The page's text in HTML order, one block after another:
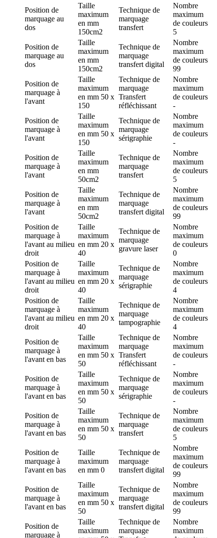
Position de
marquage au
dos
Taille
maximum
en mm
150cm2
Technique de
marquage
transfert
Nombre
maximum
de couleurs
5
Position de
marquage au
dos
Taille
maximum
en mm
150cm2
Technique de
marquage
transfert digital
Nombre
maximum
de couleurs
99
Position de
marquage à
l'avant
Taille
maximum
en mm 50 x
150
Technique de
marquage
Transfert
réfléchissant
Nombre
maximum
de couleurs
-
Position de
marquage à
l'avant
Taille
maximum
en mm 50 x
150
Technique de
marquage
sérigraphie
Nombre
maximum
de couleurs
-
Position de
marquage à
l'avant
Taille
maximum
en mm
50cm2
Technique de
marquage
transfert
Nombre
maximum
de couleurs
5
Position de
marquage à
l'avant
Taille
maximum
en mm
50cm2
Technique de
marquage
transfert digital
Nombre
maximum
de couleurs
99
Position de
marquage à
l'avant au milieu
droit
Taille
maximum
en mm 20 x
40
Technique de
marquage
gravure laser
Nombre
maximum
de couleurs
0
Position de
marquage à
l'avant au milieu
droit
Taille
maximum
en mm 20 x
40
Technique de
marquage
sérigraphie
Nombre
maximum
de couleurs
4
Position de
marquage à
l'avant au milieu
droit
Taille
maximum
en mm 20 x
40
Technique de
marquage
tampographie
Nombre
maximum
de couleurs
4
Position de
marquage à
l'avant en bas
Taille
maximum
en mm 50 x
50
Technique de
marquage
Transfert
réfléchissant
Nombre
maximum
de couleurs
-
Position de
marquage à
l'avant en bas
Taille
maximum
en mm 50 x
50
Technique de
marquage
sérigraphie
Nombre
maximum
de couleurs
-
Position de
marquage à
l'avant en bas
Taille
maximum
en mm 50 x
50
Technique de
marquage
transfert
Nombre
maximum
de couleurs
5
Position de
marquage à
l'avant en bas
Taille
maximum
en mm 0
Technique de
marquage
transfert digital
Nombre
maximum
de couleurs
99
Position de
marquage à
l'avant en bas
Taille
maximum
en mm 50 x
50
Technique de
marquage
transfert digital
Nombre
maximum
de couleurs
99
Position de
marquage à
Taille
maximum
Technique de
marquage
Nombre
maximum